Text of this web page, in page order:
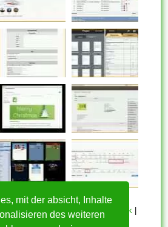
mit der absicht, Inhalte
des weiteren
Datenschutzerklärung|Cookie Politik
Nutzungsbedingungen